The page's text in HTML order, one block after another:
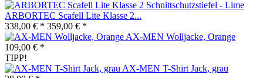
ARBORTEC Scafell Lite Klasse 2...
338,00 € * 359,00 € *
AX-MEN Wolljacke, Orange
109,00 € *
TIPP!
AX-MEN T-Shirt Jack, grau